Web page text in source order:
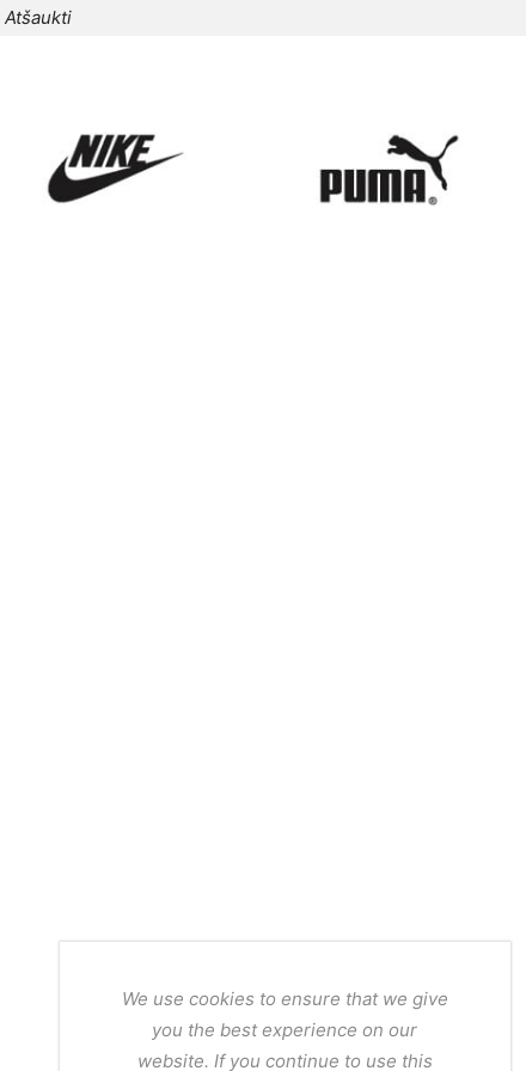
Atšaukti
We use cookies to ensure that we give
you the best experience on our
website. If you continue to use this